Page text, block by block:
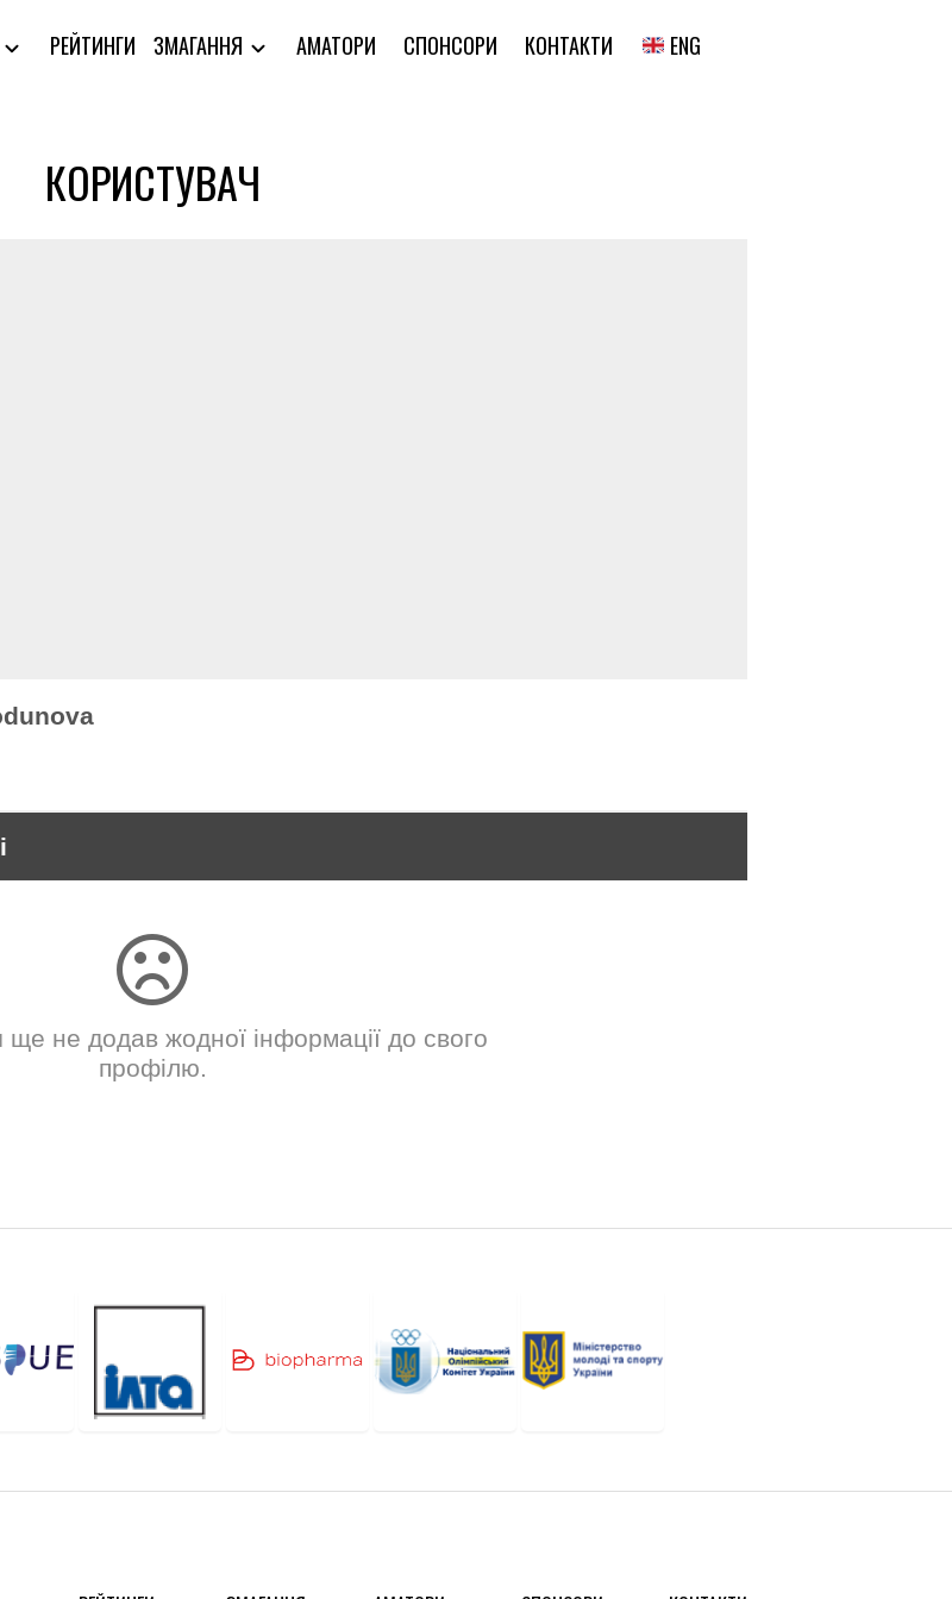
РЕЙТИНГИ ЗМАГАННЯ АМАТОРИ СПОНСОРИ КОНТАКТИ ENG
КОРИСТУВАЧ
не додав жодної інформації до свого
профілю.